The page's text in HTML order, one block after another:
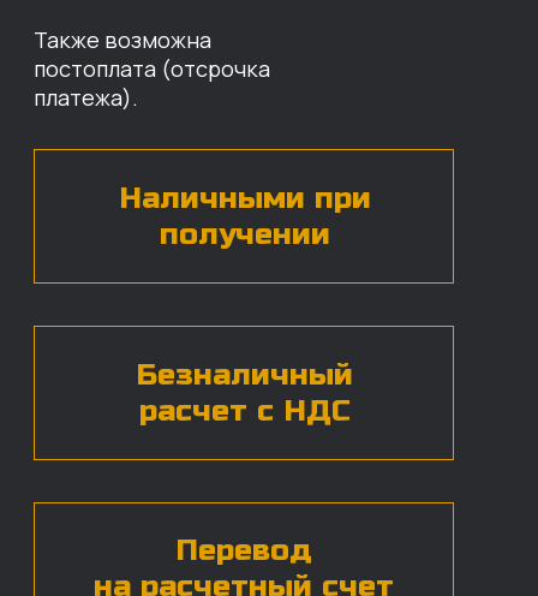
назовут цены и проконсультируют
по нужным деталям.
БЕСПЛАТНАЯ КОНСУЛЬТАЦИЯ
персональных данных*
ЧАСТЫЕ ВОПРОСЫ